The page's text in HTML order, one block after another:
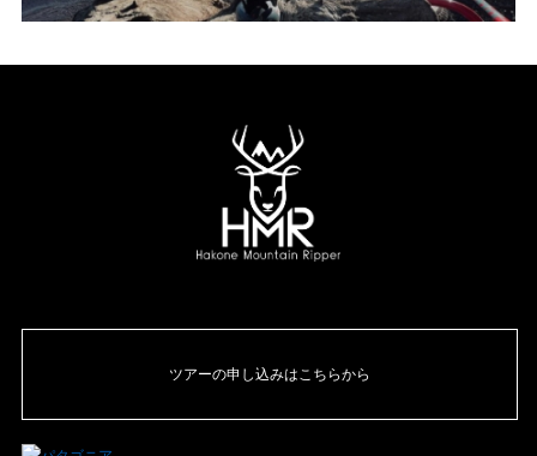
ツアーの申し込みはこちらから